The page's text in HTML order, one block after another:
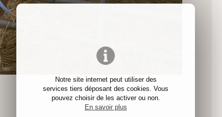
Notre site internet peut utiliser des
services tiers déposant des cookies. Vous
pouvez choisir de les activer ou non.
En savoir plus